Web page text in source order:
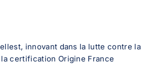
innovant dans la lutte contre la
certification Origine France